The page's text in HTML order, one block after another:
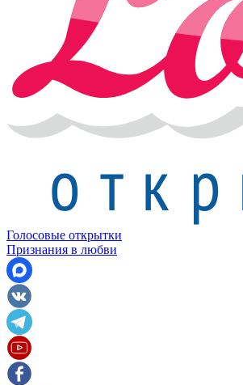
Голосовые открытки
Признания в любви